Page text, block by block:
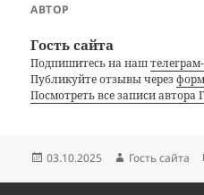
АВТОР
Гость сайта
Подпишитесь на наш
Публикуйте отзывы через
Посмотреть все записи автора
Опубликовано
03.10.2025 Автор
Гость сайта